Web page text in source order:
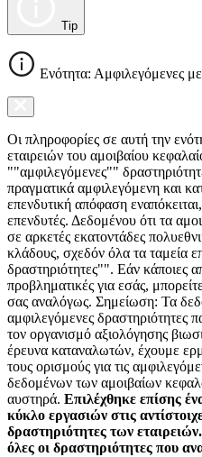
Tip
Ενότητα: Αμφιλεγόμενες
Οι πληροφορίες σε αυτή την
εταιρειών του αμοιβαίου
""αμφιλεγόμενες""
πραγματικά αμφιλεγόμενη και
επενδυτική απόφαση
επενδυτές. Δεδομένου ότι τα
σε αρκετές εκατοντάδες
κλάδους, σχεδόν όλα τα ταμεία
δραστηριότητες"". Εάν κάποιες
προβληματικές για εσάς,
σας αναλόγως. Σημείωση: Τα
αμφιλεγόμενες δραστηριότητες
τον οργανισμό αξιολόγησης
έρευνα καταναλωτών, έχουμε
τους ορισμούς για τις
δεδομένων των αμοιβαίων
αυστηρά. Επιλέχθηκε επίσης
κύκλο εργασιών στις
δραστηριότητες των
όλες οι δραστηριότητες που